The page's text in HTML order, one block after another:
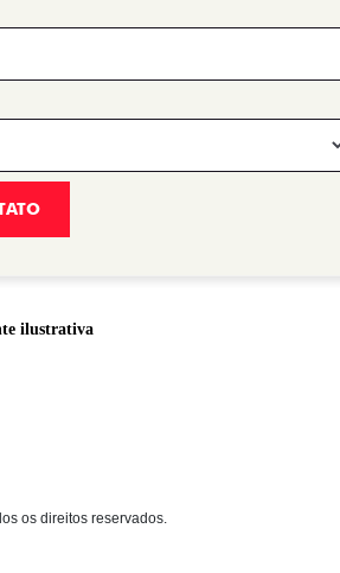
ilustrativa
os direitos reservados.